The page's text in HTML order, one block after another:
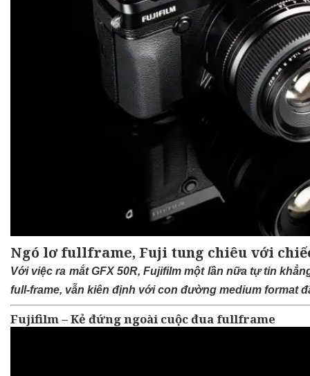
Ngó lơ fullframe, Fuji tung chiêu với
Với việc ra mắt GFX 50R, Fujifilm một lần nữa tự tin
full-frame, vẫn kiên định với con đường medium format
Fujifilm – Kẻ đứng ngoài cuộc đua fullframe